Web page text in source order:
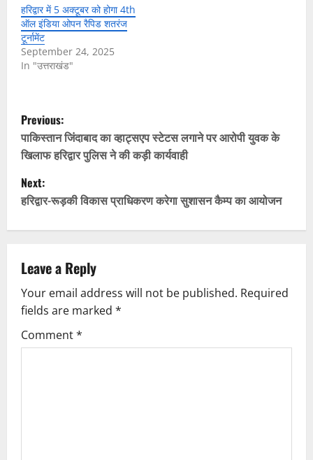
हरिद्वार में 5 अक्टूबर को होगा 4th
ऑल इंडिया ओपन रैपिड शतरंज
टूर्नामेंट
September 24, 2025
In "उत्तराखंड"
P
o
s
t
n
a
v
i
g
Previous:
पाकिस्तान जिंदाबाद का व्हाट्सएप स्टेटस लगाने पर आरोपी युवक के
खिलाफ हरिद्वार पुलिस ने की कड़ी कार्यवाही
Next:
हरिद्वार-रूड़की विकास प्राधिकरण करेगा सुशासन कैम्प का आयोजन
Leave a Reply
Your email address will not be published. Required
fields are marked *
Comment*